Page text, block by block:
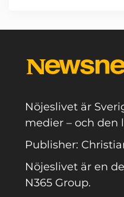
Nöjeslivet är
medier – och den
Publisher:
Nöjeslivet är en
N365 Group.